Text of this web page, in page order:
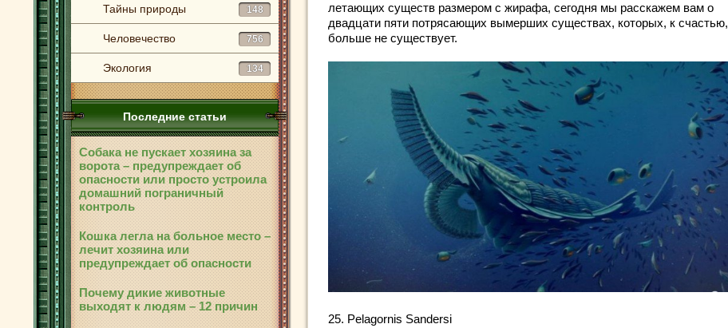
Тайны природы 148
Человечество 756
Экология 134
Последние статьи
Собака не пускает хозяина за
ворота – предупреждает об
опасности или просто устроила
домашний пограничный
контроль
Кошка легла на больное место –
лечит хозяина или
предупреждает об опасности
Почему дикие животные
выходят к людям – 12 причин
летающих существ размером с жирафа, сегодня мы расскажем вам о
двадцати пяти потрясающих вымерших существах, которых, к счастью,
больше не существует.
25. Pelagornis Sandersi